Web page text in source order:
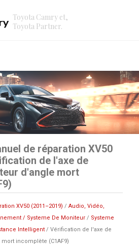
Toyota Camry et,
Toyota Partner.
de réparation XV50
de l'axe de
d'angle mort
XV50 (2011–2019) /Audio, Vidéo,
/ Systeme De Moniteur / Systeme
Intelligent / Vérification de l'axe de
incomplète (C1AF9)